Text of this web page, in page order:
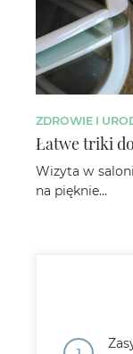
ZDROWIE I
Łatwe triki
Wizyta w
na pięknie…